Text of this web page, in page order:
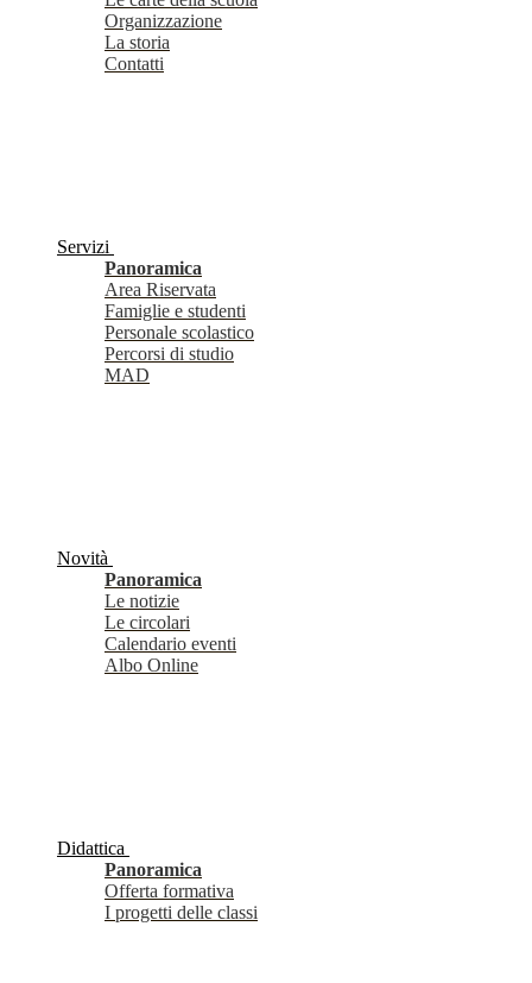
Organizzazione
La storia
Contatti
Servizi
Panoramica
Area Riservata
Famiglie e studenti
Personale scolastico
Percorsi di studio
MAD
Novità
Panoramica
Le notizie
Le circolari
Calendario eventi
Albo Online
Didattica
Panoramica
Offerta formativa
I progetti delle classi